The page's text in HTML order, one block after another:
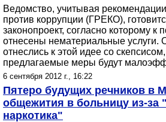
Ведомство, учитывая
против коррупции (ГРЕКО),
законопроект, согласно которому к
отнесены нематериальные услуги.
отнеслись к этой идее со
предлагаемые меры будут
6 сентября 2012 г., 16:22
Пятеро будущих речников в
общежития в больницу из-за
наркотика"